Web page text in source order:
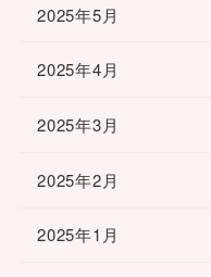
2025年5月
2025年4月
2025年3月
2025年2月
2025年1月